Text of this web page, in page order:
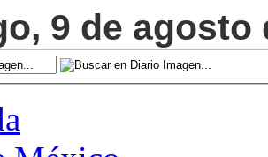
9 de agosto